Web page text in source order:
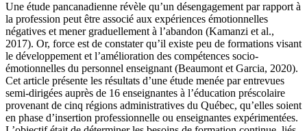
Une étude pancanadienne révèle qu’un désengagement par rapport à
la profession peut être associé aux expériences émotionnelles
négatives et mener graduellement à l’abandon (Kamanzi et al.,
2017). Or, force est de constater qu’il existe peu de formations visant
le développement et l’amélioration des compétences socio-
émotionnelles du personnel enseignant (Beaumont et Garcia, 2020).
Cet article présente les résultats d’une étude menée par entrevues
semi-dirigées auprès de 16 enseignantes à l’éducation préscolaire
provenant de cinq régions administratives du Québec, qu’elles soient
en phase d’insertion professionnelle ou enseignantes expérimentées.